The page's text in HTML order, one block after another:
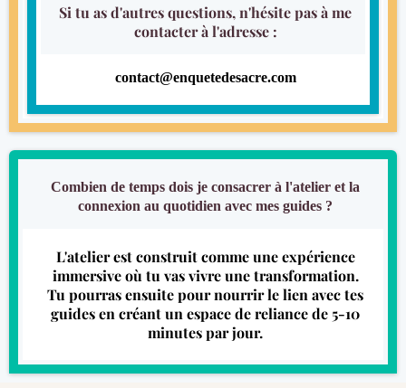
Si tu as d'autres questions, n'hésite pas à me
contacter à l'adresse :
contact@enquetedesacre.com
Combien de temps dois je consacrer à l'atelier et la
connexion au quotidien avec mes guides ?
L'atelier est construit comme une expérience
immersive où tu vas vivre une transformation.
Tu pourras ensuite pour nourrir le lien avec tes
guides en créant un espace de reliance de 5-10
minutes par jour.